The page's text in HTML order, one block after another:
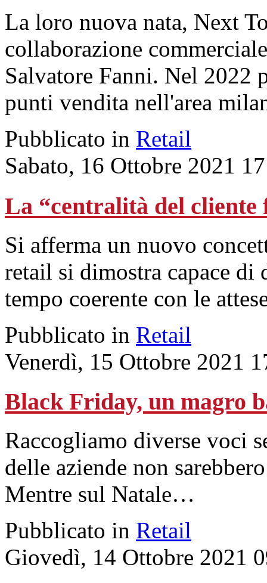
La loro nuova nata, Next
collaborazione
Salvatore Fanni. Nel 2022
punti vendita nell'area
Pubblicato in Retail
Sabato, 16 Ottobre 2021
La “centralità del cliente
Si afferma un nuovo
retail si dimostra capace di
tempo coerente con le
Pubblicato in Retail
Venerdì, 15 Ottobre 2021
Black Friday, un magro
Raccogliamo diverse voci
delle aziende non
Mentre sul Natale…
Pubblicato in Retail
Giovedì, 14 Ottobre 2021